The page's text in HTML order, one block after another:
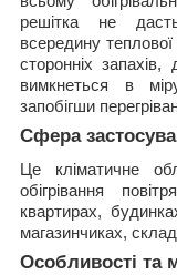
решітка не
всередину
сторонніх
вимкнеться в
запобігши
Сфера
Це кліматичне
обігрівання
квартирах,
магазинчиках,
Особливості та